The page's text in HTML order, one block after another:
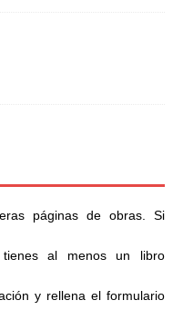
páginas de obras. Si
al menos un libro
y rellena el formulario